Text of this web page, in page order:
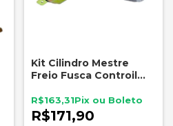
Kit Cilindro Mestre
Freio Fusca Controil
RHO
R$171,90
R$163,31